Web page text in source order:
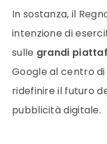
In sostanza, il
intenzione di
sulle grandi
Google al centro
ridefinire il futuro
pubblicità digitale.